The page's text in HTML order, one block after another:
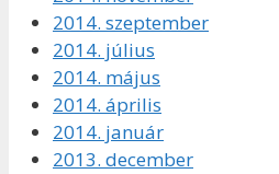
2014. szeptember
2014. július
2014. május
2014. április
2014. január
2013. december